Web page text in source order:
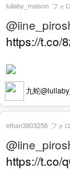
https://t.co/
九蛇
lullaby_maison フォ
https://t.co/
ethan3803258 フォ